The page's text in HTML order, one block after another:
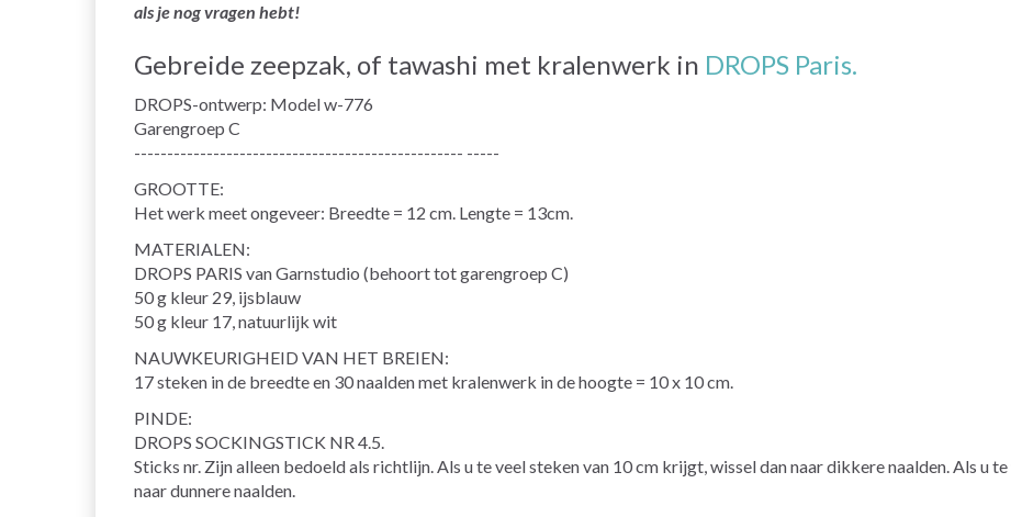
als je nog vragen hebt!
Gebreide zeepzak, of tawashi met kralenwerk in DROPS Paris.
DROPS-ontwerp: Model w-776
Garengroep C
-------------------------------------------------- -----
GROOTTE:
Het werk meet ongeveer: Breedte = 12 cm. Lengte = 13cm.
MATERIALEN:
DROPS PARIS van Garnstudio (behoort tot garengroep C)
50 g kleur 29, ijsblauw
50 g kleur 17, natuurlijk wit
NAUWKEURIGHEID VAN HET BREIEN:
17 steken in de breedte en 30 naalden met kralenwerk in de hoogte = 10 x 10 cm.
PINDE:
DROPS SOCKINGSTICK NR 4.5.
Sticks nr. Zijn alleen bedoeld als richtlijn. Als u te veel steken van 10 cm krijgt, wissel dan naar dikkere naalden. Als u
naar dunnere naalden.